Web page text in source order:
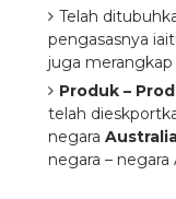
Telah
pengasasnya
juga merangkap
Produk –
telah
negara
negara – negara